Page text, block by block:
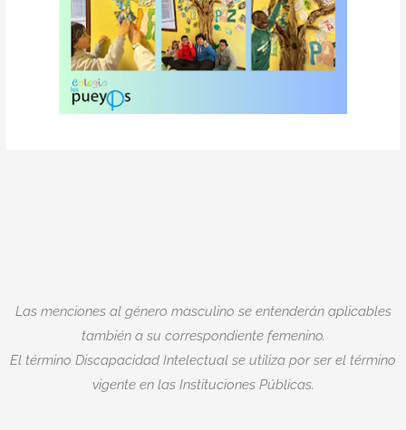
Las menciones al género masculino se entenderán aplicables
también a su correspondiente femenino.
El término Discapacidad Intelectual se utiliza por ser el término
vigente en las Instituciones Públicas.